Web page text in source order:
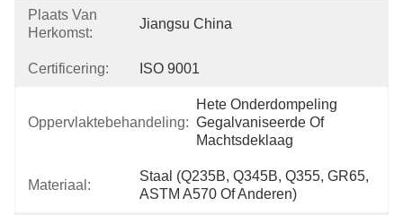
Plaats Van
Herkomst:
Jiangsu China
Certificering: ISO 9001
Oppervlaktebehandeling:
Hete Onderdompeling
Gegalvaniseerde Of
Machtsdeklaag
Materiaal:
Staal (Q235B, Q345B, Q355, GR65,
ASTM A570 Of Anderen)